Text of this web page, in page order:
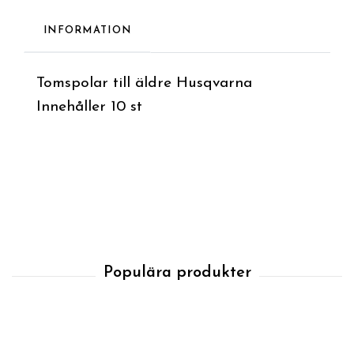
INFORMATION
Tomspolar till äldre Husqvarna
Innehåller 10 st